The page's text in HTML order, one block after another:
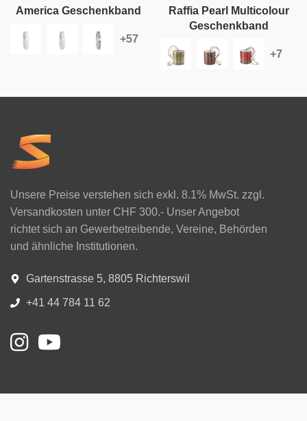
America Geschenkband
Raffia Pearl Multicolour
Geschenkband
Unsere Preise verstehen sich exkl. 8.1% MwSt. zzgl.
Versandkosten unter CHF 300.- Unser Angebot
richtet sich an Gewerbetreibende, Vereine, Behörden
und ähnliche Institutionen.
Gartenstrasse 5, 8805 Richterswil
+41 44 784 11 62